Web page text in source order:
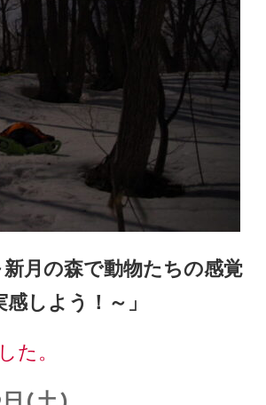
月の森で動物たちの感覚
しよう！～」
た。